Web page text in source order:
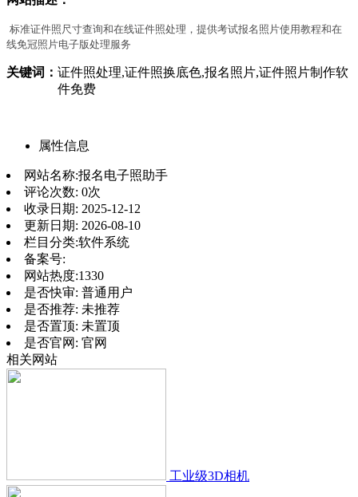
标准证件照尺寸查询和在线证件照处理，提供考试报名照片使用教程和在
线免冠照片电子版处理服务
关键词： 证件照处理,证件照换底色,报名照片,证件照片制作软
件免费
属性信息
网站名称:报名电子照助手
评论次数: 0次
收录日期: 2025-12-12
更新日期: 2026-08-10
栏目分类:软件系统
备案号:
网站热度:1330
是否快审: 普通用户
是否推荐: 未推荐
是否置顶: 未置顶
是否官网: 官网
相关网站
工业级3D相机